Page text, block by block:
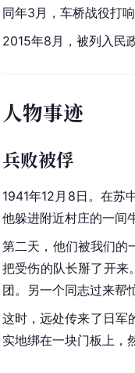
同年3月，车桥战役打
2015年8月，被列入民
人物事迹
兵败被俘
1941年12月8日。在苏
他躲进附近村庄的一间
第二天，他们被我们的
把受伤的队长掰了开来
团。另一个同志过来帮
这时，远处传来了日军
实地绑在一块门板上，